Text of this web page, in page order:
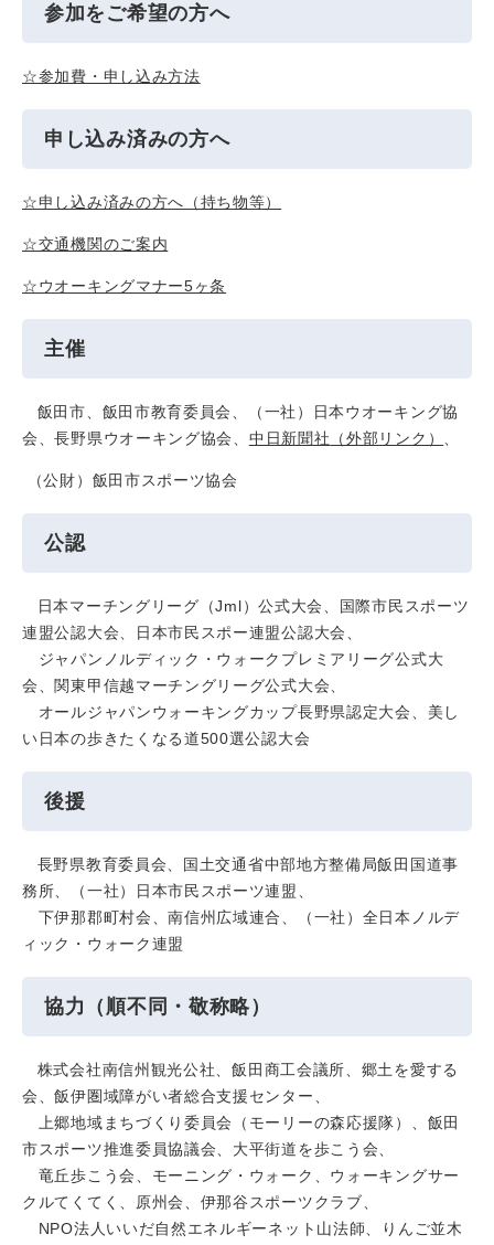
参加をご希望の方へ
☆参加費・申し込み方法
申し込み済みの方へ
☆申し込み済みの方へ（持ち物等）
☆交通機関のご案内
☆ウオーキングマナー5ヶ条
主催
飯田市、飯田市教育委員会、（一社）日本ウオーキング協
会、長野県ウオーキング協会、 中日新聞社 （外部リンク）
（公財）飯田市スポーツ協会
公認
日本マーチングリーグ（Jml）公式大会、国際市民スポーツ
連盟公認大会、日本市民スポー連盟公認大会、
ジャパンノルディック・ウォークプレミアリーグ公式大
会、関東甲信越マーチングリーグ公式大会、
オールジャパンウォーキングカップ長野県認定大会、美し
い日本の歩きたくなる道500選公認大会
後援
長野県教育委員会、国土交通省中部地方整備局飯田国道事
務所、（一社）日本市民スポーツ連盟、
下伊那郡町村会、南信州広域連合、（一社）全日本ノルデ
ィック・ウォーク連盟
協力（順不同・敬称略）
株式会社南信州観光公社、飯田商工会議所、郷土を愛する
会、飯伊圏域障がい者総合支援センター、
上郷地域まちづくり委員会（モーリーの森応援隊）、飯田
市スポーツ推進委員協議会、大平街道を歩こう会、
竜丘歩こう会、モーニング・ウォーク、ウォーキングサー
クルてくてく、原州会、伊那谷スポーツクラブ、
NPO法人いいだ自然エネルギーネット山法師、りんご並木